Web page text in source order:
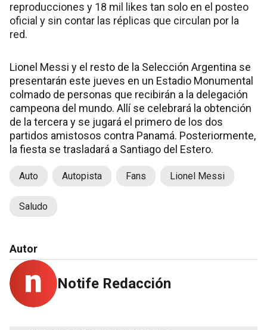
reproducciones y 18 mil likes tan solo en el posteo
oficial y sin contar las réplicas que circulan por la
red.
Lionel Messi y el resto de la Selección Argentina se
presentarán este jueves en un Estadio Monumental
colmado de personas que recibirán a la delegación
campeona del mundo. Allí se celebrará la obtención
de la tercera y se jugará el primero de los dos
partidos amistosos contra Panamá. Posteriormente,
la fiesta se trasladará a Santiago del Estero.
Auto Autopista Fans Lionel Messi
Saludo
Autor
Notife Redacción